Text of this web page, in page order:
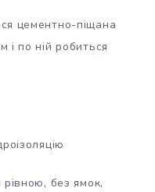
цементно-піщана
по ній робиться
без ямок,